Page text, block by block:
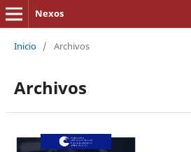
Nexos
Inicio / Archivos
Archivos